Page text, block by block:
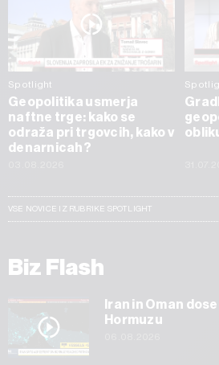
Spotlight
Geopolitika usmerja
naftne trge: kako se
odraža pri trgovcih, kako v
denarnicah?
VSE NOVICE IZ RUBRIKE SPOTLIGHT
Biz Flash
Iran in Oman
Hormuzu